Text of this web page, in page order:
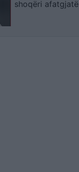
shoqëri afatgjatë